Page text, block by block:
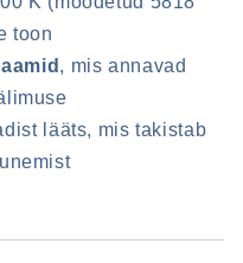
toon
, mis annavad
lääts, mis takistab